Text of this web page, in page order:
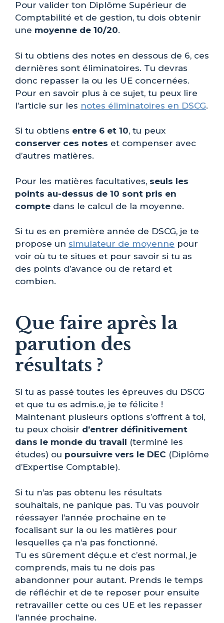
Pour valider ton Diplôme Supérieur de
Comptabilité et de gestion, tu dois obtenir
une moyenne de 10/20.
Si tu obtiens des notes en dessous de 6, ces
dernières sont éliminatoires. Tu devras
donc repasser la ou les UE concernées.
Pour en savoir plus à ce sujet, tu peux lire
l’article sur les notes éliminatoires en DSCG.
Si tu obtiens entre 6 et 10, tu peux
conserver ces notes et compenser avec
d’autres matières.
Pour les matières facultatives, seuls les
points au-dessus de 10 sont pris en
compte dans le calcul de la moyenne.
Si tu es en première année de DSCG, je te
propose un simulateur de moyenne pour
voir où tu te situes et pour savoir si tu as
des points d’avance ou de retard et
combien.
Que faire après la
parution des
résultats ?
Si tu as passé toutes les épreuves du DSCG
et que tu es admis.e, je te félicite !
Maintenant plusieurs options s’offrent à toi,
tu peux choisir d’entrer définitivement
dans le monde du travail (terminé les
études) ou poursuivre vers le DEC (Diplôme
d’Expertise Comptable).
Si tu n’as pas obtenu les résultats
souhaitais, ne panique pas. Tu vas pouvoir
réessayer l’année prochaine en te
focalisant sur la ou les matières pour
lesquelles ça n’a pas fonctionné.
Tu es sûrement déçu.e et c’est normal, je
comprends, mais tu ne dois pas
abandonner pour autant. Prends le temps
de réfléchir et de te reposer pour ensuite
retravailler cette ou ces UE et les repasser
l’année prochaine.